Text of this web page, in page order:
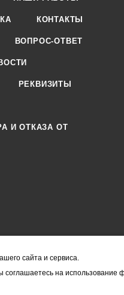
КОНТАКТЫ
ВОПРОС-ОТВЕТ
РЕКВИЗИТЫ
И ОТКАЗА ОТ
являются офертой (в
стоимость товара
сайта и сервиса.
соглашаетесь на использование